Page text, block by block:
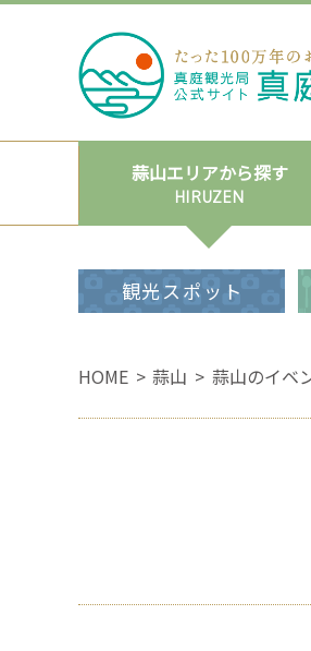
蒜山エリアから探す
HIRUZEN
観光スポット
HOME 蒜山 蒜山のイベ